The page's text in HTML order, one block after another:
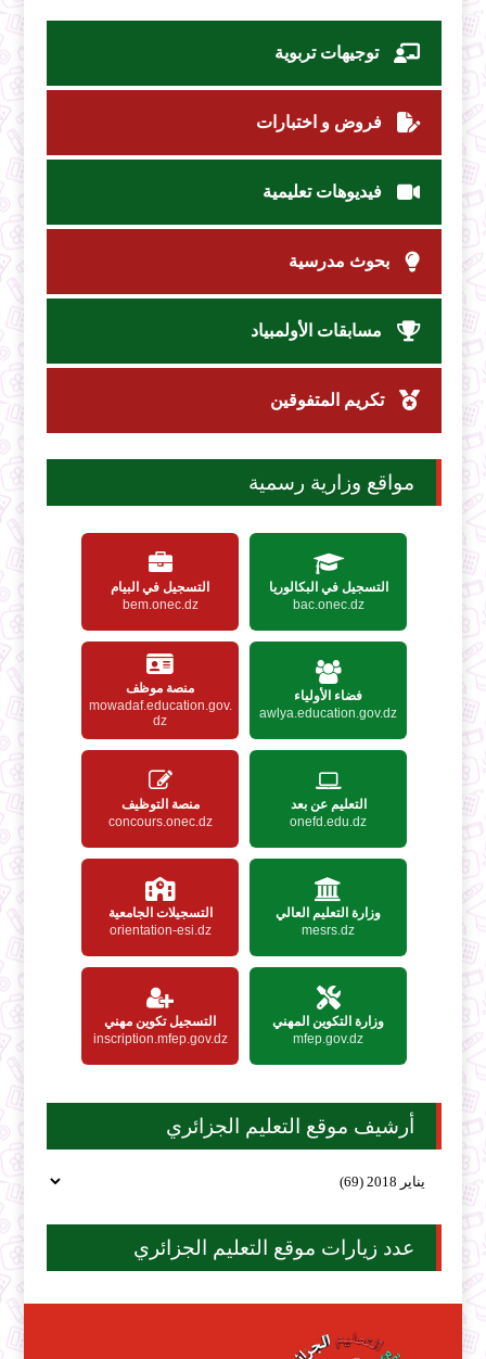
توجيهات تربوية
فروض و اختبارات
فيديوهات تعليمية
بحوث مدرسية
مسابقات الأولمبياد
تكريم المتفوقين
مواقع وزارية رسمية
التسجيل في البكالوريا
bac.onec.dz
التسجيل في البيام
bem.onec.dz
فضاء الأولياء
awlya.education.gov.dz
منصة موظف
mowadaf.education.gov.
dz
التعليم عن بعد
onefd.edu.dz
منصة التوظيف
concours.onec.dz
وزارة التعليم العالي
mesrs.dz
التسجيلات الجامعية
orientation-esi.dz
وزارة التكوين المهني
mfep.gov.dz
التسجيل تكوين مهني
inscription.mfep.gov.dz
أرشيف موقع التعليم الجزائري
عدد زيارات موقع التعليم الجزائري